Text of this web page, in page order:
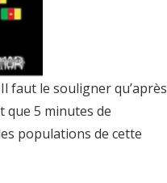
faut le souligner qu’après
que 5 minutes de
populations de cette